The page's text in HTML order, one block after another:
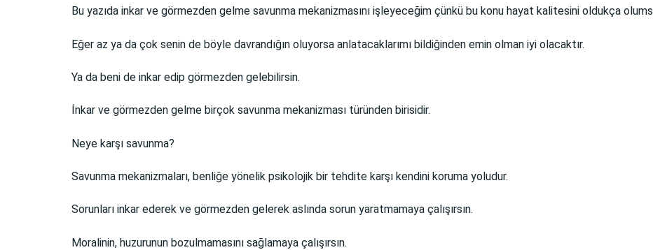
Bu yazıda inkar ve görmezden gelme savunma mekanizmasını işleyeceğim çünkü bu konu hayat kalitesini oldukça
Eğer az ya da çok senin de böyle davrandığın oluyorsa anlatacaklarımı bildiğinden emin olman iyi olacaktır.
Ya da beni de inkar edip görmezden gelebilirsin.
İnkar ve görmezden gelme birçok savunma mekanizması türünden birisidir.
Neye karşı savunma?
Savunma mekanizmaları, benliğe yönelik psikolojik bir tehdite karşı kendini koruma yoludur.
Sorunları inkar ederek ve görmezden gelerek aslında sorun yaratmamaya çalışırsın.
Moralinin, huzurunun bozulmamasını sağlamaya çalışırsın.